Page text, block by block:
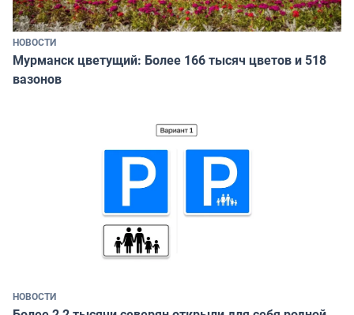
НОВОСТИ
Мурманск цветущий: Более 166 тысяч цветов и 518
вазонов
НОВОСТИ